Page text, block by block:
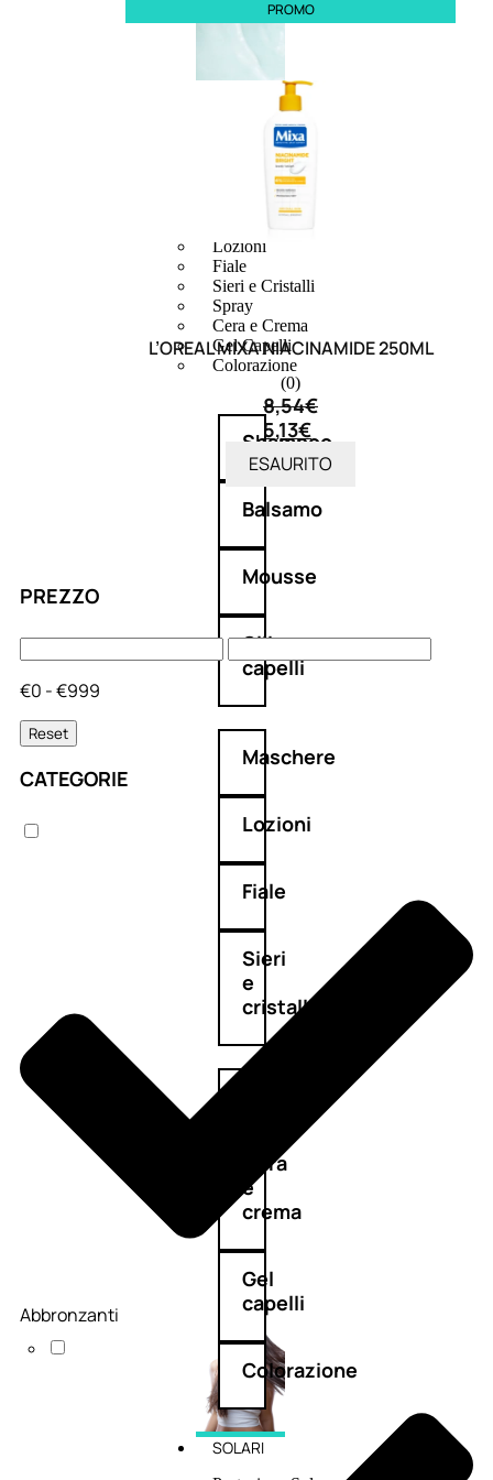
Shampoo
Olii Capelli
Lozioni
Fiale
Sieri e Cristalli
Spray
Cera e Crema
Gel Capelli
Colorazione
Shampoo
Balsamo
Mousse
Olii
capelli
Maschere
Lozioni
Fiale
Sieri
e
cristalli
Cera
e
crema
Gel
capelli
Colorazione
SOLARI
PREZZO
€0 - €999
Reset
CATEGORIE
Abbronzanti
PROMO
L’OREAL MIXA NIACINAMIDE 250ML
(0)
8,54€
5,13€
ESAURITO